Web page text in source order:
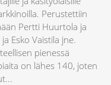
Perustettiin
Pertti Huurtola ja
Esko Vaistila jne.
pienessä
on lähes 140, joten